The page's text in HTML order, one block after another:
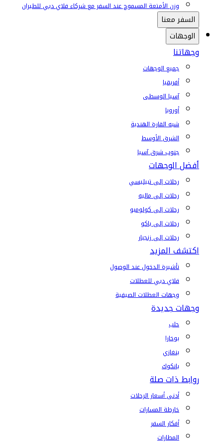
وزن الأمتعة المسموح عند السفر مع شركاء فلاي دبي للطيران
السفر معنا
الوجهات
وجهاتنا
جميع الوجهات
أفريقيا
آسيا الوسطى
أوروبا
شبه القارة الهندية
الشرق الأوسط
جنوب شرق آسيا
أفضل الوجهات
رحلات إلى تبيليسي
رحلات إلى ماليه
رحلات إلى كولومبو
رحلات إلى باكو
رحلات إلى زنجبار
اكتشف المزيد
تأشيرة الدخول عند الوصول
فلاي دبي للعطلات
وجهات العطلات الصيفية
وجهات جديدة
حلب
بوخارا
بنغازي
بانكوك
روابط ذات صلة
أدنى أسعار الرحلات
خارطة المسارات
أفكار السفر
المطارات